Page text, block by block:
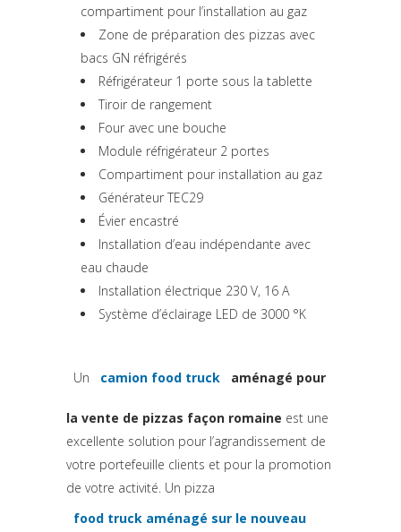
compartiment pour l’installation au gaz
Zone de préparation des pizzas avec
bacs GN réfrigérés
Réfrigérateur 1 porte sous la tablette
Tiroir de rangement
Four avec une bouche
Module réfrigérateur 2 portes
Compartiment pour installation au gaz
Générateur TEC29
Évier encastré
Installation d’eau indépendante avec
eau chaude
Installation électrique 230 V, 16 A
Système d’éclairage LED de 3000 °K
Un camion food truck
(si apre in una nuova scheda)
aménagé pour
la vente de pizzas façon romaine est une
excellente solution pour l’agrandissement de
votre portefeuille clients et pour la promotion
de votre activité. Un pizza
food truck aménagé sur le nouveau